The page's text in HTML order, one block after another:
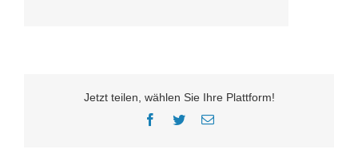
Jetzt teilen, wählen Sie Ihre Plattform!
Facebook
TwitterE-